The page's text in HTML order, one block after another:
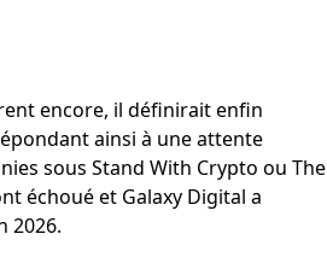
encore, il définirait enfin
ainsi à une attente
sous Stand With Crypto ou The
échoué et Galaxy Digital a
2026.